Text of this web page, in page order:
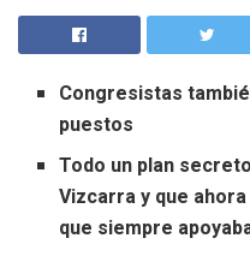
Congresistas
puestos
Todo un plan
Vizcarra y que
que siempre